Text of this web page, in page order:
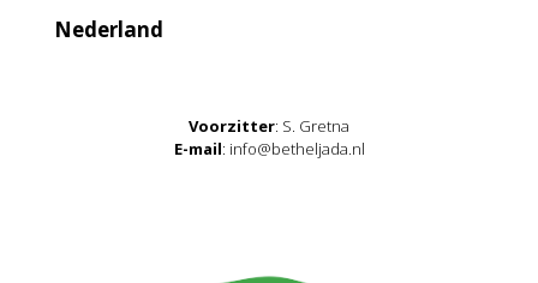
Nederland
Voorzitter: S. Gretna
E-mail: info@betheljada.nl